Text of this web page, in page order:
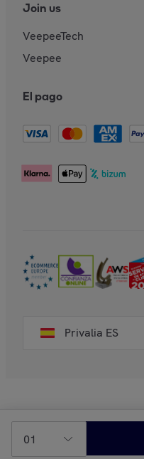
01
Join us
VeepeeTech
Veepee
El pago
Privalia ES